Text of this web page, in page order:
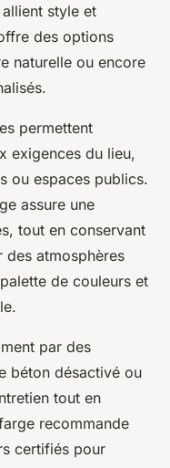
style et
des options
naturelle ou encore
permettent
exigences du lieu,
ou espaces publics.
assure une
tout en conservant
des atmosphères
de couleurs et
par des
béton désactivé ou
tout en
recommande
certifiés pour